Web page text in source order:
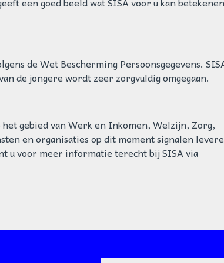
de Wet Bescherming Persoonsgegevens.
de jongere wordt zeer zorgvuldig omgegaan.
gebied van Werk en Inkomen, Welzijn, Zorg,
en organisaties op dit moment signalen
u voor meer informatie terecht bij SISA via